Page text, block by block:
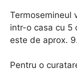
Termosemineul
intr-o casa cu 5
este de aprox.
Pentru o